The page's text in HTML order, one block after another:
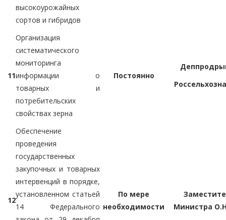
высокоурожайных
сортов и гибридов
11
Организация
систематического
мониторинга
информации о
товарных и
потребительских
свойствах зерна
Постоянно
12
Обеспечение
проведения
государственных
закупочных и товарных
интервенций в порядке,
установленном статьей
14 Федерального
По мере
необходимости
Министра